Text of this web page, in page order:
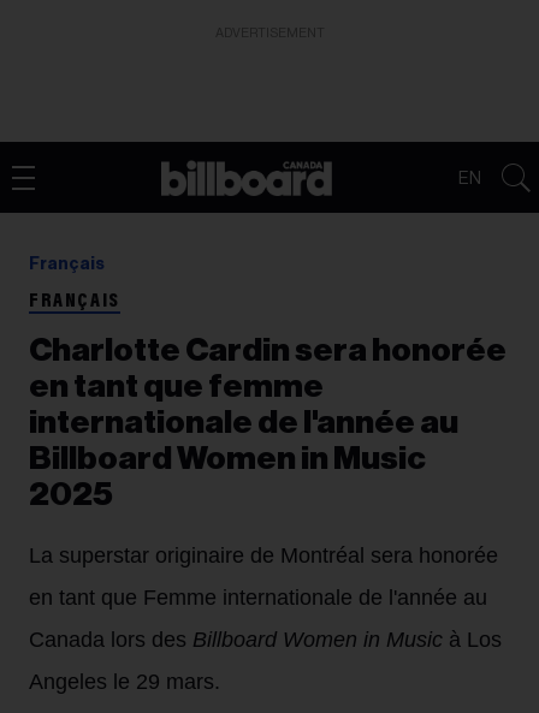
EN
Français
FRANÇAIS
Charlotte Cardin sera honorée
en tant que femme
internationale de l'année au
Billboard Women in Music
2025
La superstar originaire de Montréal sera honorée
en tant que Femme internationale de l'année au
Canada lors des Billboard Women in Music à Los
Angeles le 29 mars.